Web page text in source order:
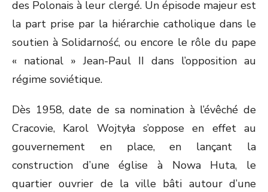
des Polonais à leur clergé. Un épisode majeur est
la part prise par la hiérarchie catholique dans le
soutien à Solidarność, ou encore le rôle du pape
« national » Jean-Paul II dans l’opposition au
régime soviétique.
Dès 1958, date de sa nomination à l’évêché de
Cracovie, Karol Wojtyła s’oppose en effet au
gouvernement en place, en lançant la
construction d’une église à Nowa Huta, le
quartier ouvrier de la ville bâti autour d’une